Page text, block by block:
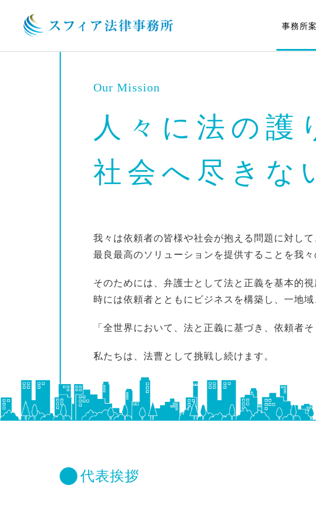
事務所
Our Mission
人々に法の護
社会へ尽きな
我々は依頼者の皆様や社会が抱える問題に対して
最良最高のソリューションを提供することを我
そのためには、弁護士として法と正義を基本的
時には依頼者とともにビジネスを構築し、一地
「全世界において、法と正義に基づき、依頼者
私たちは、法曹として挑戦し続けます。
代表挨拶